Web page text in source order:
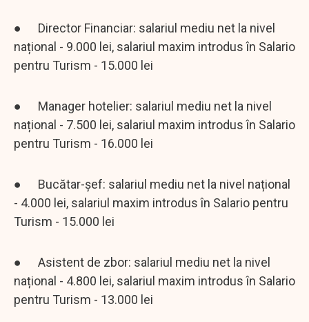
● Director Financiar: salariul mediu net la nivel
național - 9.000 lei, salariul maxim introdus în Salario
pentru Turism - 15.000 lei
● Manager hotelier: salariul mediu net la nivel
național - 7.500 lei, salariul maxim introdus în Salario
pentru Turism - 16.000 lei
● Bucătar-șef: salariul mediu net la nivel național
- 4.000 lei, salariul maxim introdus în Salario pentru
Turism - 15.000 lei
● Asistent de zbor: salariul mediu net la nivel
național - 4.800 lei, salariul maxim introdus în Salario
pentru Turism - 13.000 lei